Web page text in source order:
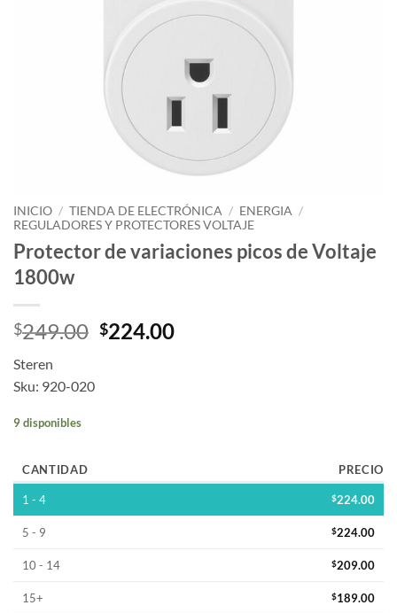
INICIO / TIENDA DE ELECTRÓNICA / ENERGIA /
REGULADORES Y PROTECTORES VOLTAJE
Protector de variaciones picos de Voltaje
1800w
$249.00 $224.00
Steren
Sku: 920-020
9 disponibles
CANTIDAD PRECIO
1 - 4 $224.00
5 - 9 $224.00
10 - 14 $209.00
15+ $189.00